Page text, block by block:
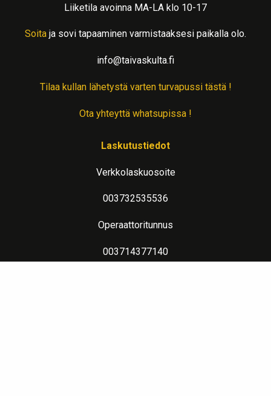
Liiketila avoinna MA-LA klo 10-17
Soita ja sovi tapaaminen varmistaaksesi paikalla olo.
info@taivaskulta.fi
Tilaa kullan lähetystä varten turvapussi tästä !
Ota yhteyttä whatsupissa !
Laskutustiedot
Verkkolaskuosoite
003732535536
Operaattoritunnus
003714377140